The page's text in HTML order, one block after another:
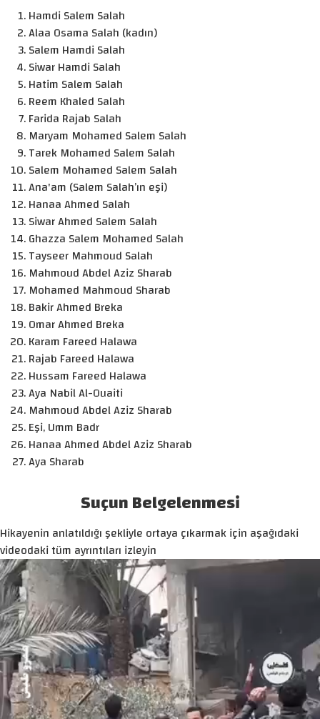
Hamdi Salem Salah
Alaa Osama Salah (kadın)
Salem Hamdi Salah
Siwar Hamdi Salah
Hatim Salem Salah
Reem Khaled Salah
Farida Rajab Salah
Maryam Mohamed Salem Salah
Tarek Mohamed Salem Salah
Salem Mohamed Salem Salah
Ana'am (Salem Salah’ın eşi)
Hanaa Ahmed Salah
Siwar Ahmed Salem Salah
Ghazza Salem Mohamed Salah
Tayseer Mahmoud Salah
Mahmoud Abdel Aziz Sharab
Mohamed Mahmoud Sharab
Bakir Ahmed Breka
Omar Ahmed Breka
Karam Fareed Halawa
Rajab Fareed Halawa
Hussam Fareed Halawa
Aya Nabil Al-Ouaiti
Mahmoud Abdel Aziz Sharab
Eşi, Umm Badr
Hanaa Ahmed Abdel Aziz Sharab
Aya Sharab
Suçun Belgelenmesi
Hikayenin anlatıldığı şekliyle ortaya çıkarmak için aşağıdaki
videodaki tüm ayrıntıları izleyin